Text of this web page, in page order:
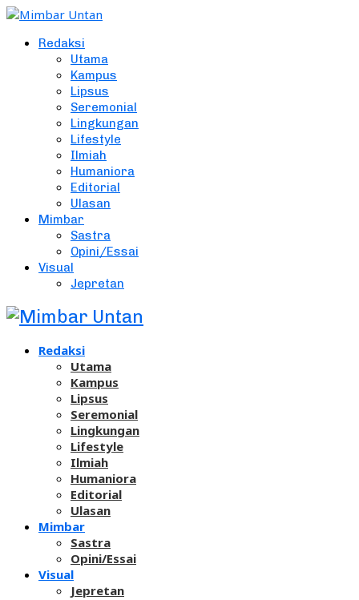
Redaksi
Utama
Kampus
Lipsus
Seremonial
Lingkungan
Lifestyle
Ilmiah
Humaniora
Editorial
Ulasan
Mimbar
Sastra
Opini/Essai
Visual
Jepretan
Redaksi
Utama
Kampus
Lipsus
Seremonial
Lingkungan
Lifestyle
Ilmiah
Humaniora
Editorial
Ulasan
Mimbar
Sastra
Opini/Essai
Visual
Jepretan